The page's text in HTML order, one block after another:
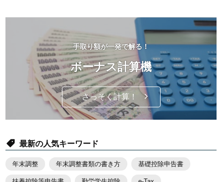
手取り額が一発で解る！
ボーナス計算機
さっそく計算！
最新の人気キーワード
年末調整 年末調整書類の書き方 基礎控除申告書